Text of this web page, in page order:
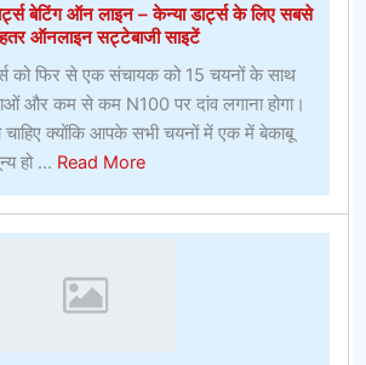
दांव
बेटिंग ऑन लाइन – केन्या डार्ट्स के लिए सबसे
ऑनलाइन सट्टेबाजी साइटें
को फिर से एक संचायक को 15 चयनों के साथ
और कम से कम N100 पर दांव लगाना होगा।
क्योंकि आपके सभी चयनों में एक में बेकाबू
हो ... Read Moreabout
मुक्केबाजी
का